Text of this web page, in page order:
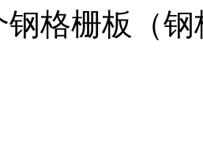
格栅板（